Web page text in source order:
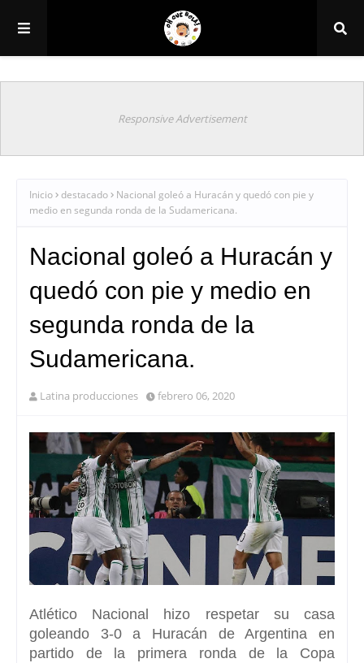
Responsive Advertisement
Inicio destacado
Nacional goleó a Huracán y quedó con pie y
medio en segunda ronda de la Sudamericana.
Nacional goleó a Huracán y
quedó con pie y medio en
segunda ronda de la
Sudamericana.
Latina producciones febrero 06, 2020
Atlético Nacional hizo respetar su casa
goleando 3-0 a Huracán de Argentina en
partido de la primera ronda de la Copa